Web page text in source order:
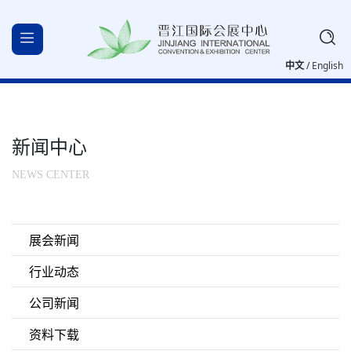
中文/English
新闻中心
NEWS CENTER
展会新闻
行业动态
公司新闻
资料下载